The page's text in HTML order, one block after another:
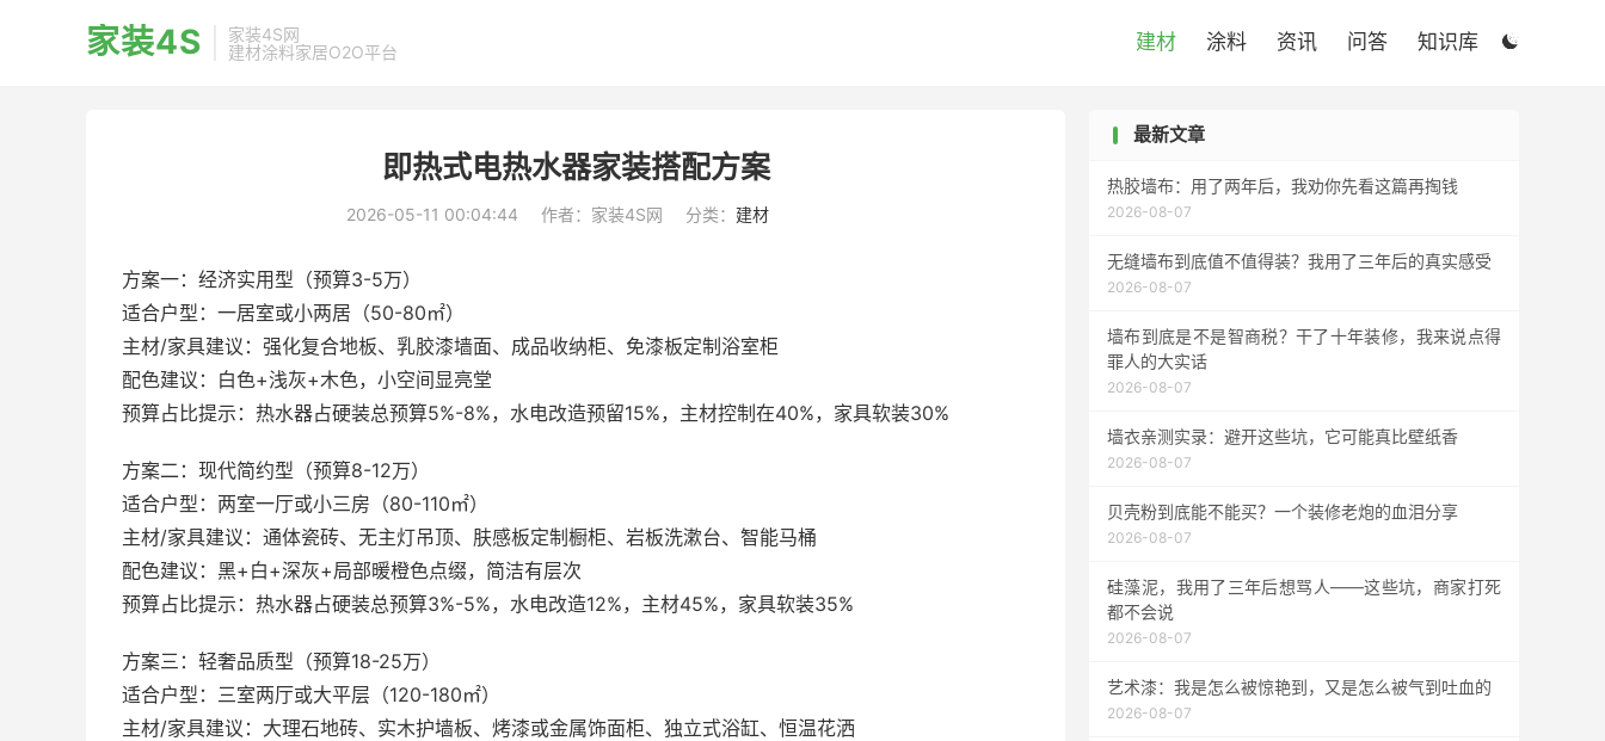
家装4S
家装4S网
建材涂料家居O2O平台

建材 涂料 资讯 问答 知识库
即热式电热水器家装搭配方案
2026-05-11 00:04:44 作者：家装4S网 分类： 建材
方案一：经济实用型（预算3-5万）
适合户型：一居室或小两居（50-80㎡）
主材/家具建议：强化复合地板、乳胶漆墙面、成品收纳柜、免漆板定制浴室柜
配色建议：白色+浅灰+木色，小空间显亮堂
预算占比提示：热水器占硬装总预算5%-8%，水电改造预留15%，主材控制在40%，家具软装30%
方案二：现代简约型（预算8-12万）
适合户型：两室一厅或小三房（80-110㎡）
主材/家具建议：通体瓷砖、无主灯吊顶、肤感板定制橱柜、岩板洗漱台、智能马桶
配色建议：黑+白+深灰+局部暖橙色点缀，简洁有层次
预算占比提示：热水器占硬装总预算3%-5%，水电改造12%，主材45%，家具软装35%
方案三：轻奢品质型（预算18-25万）
适合户型：三室两厅或大平层（120-180㎡）
主材/家具建议：大理石地砖、实木护墙板、烤漆或金属饰面柜、独立式浴缸、恒温花洒
最新文章
热胶墙布：用了两年后，我劝你先看这篇再掏钱
2026-08-07
无缝墙布到底值不值得装？我用了三年后的真实感受
2026-08-07
墙布到底是不是智商税？干了十年装修，我来说点得
罪人的大实话
2026-08-07
墙衣亲测实录：避开这些坑，它可能真比壁纸香
2026-08-07
贝壳粉到底能不能买？一个装修老炮的血泪分享
2026-08-07
硅藻泥，我用了三年后想骂人——这些坑，商家打死
都不会说
2026-08-07
艺术漆：我是怎么被惊艳到，又是怎么被气到吐血的
2026-08-07